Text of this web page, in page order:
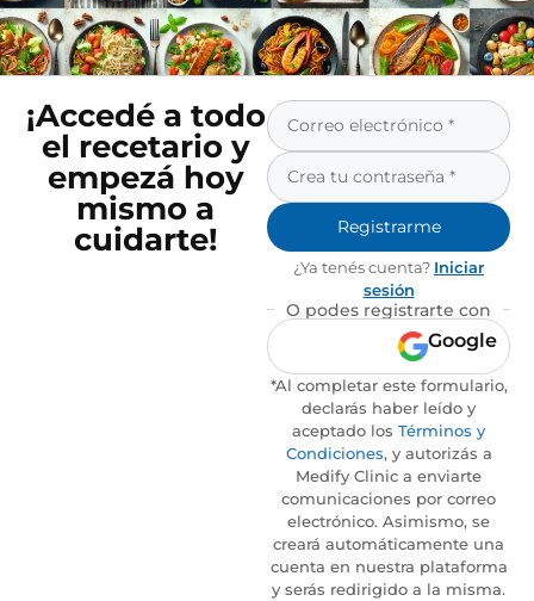
¡Accedé a todo
el recetario y
empezá hoy
mismo a
cuidarte!
Registrarme
¿Ya tenés cuenta? Iniciar
sesión
O podes registrarte con
Google
*Al completar este formulario,
declarás haber leído y
aceptado los Términos y
Condiciones, y autorizás a
Medify Clinic a enviarte
comunicaciones por correo
electrónico. Asimismo, se
creará automáticamente una
cuenta en nuestra plataforma
y serás redirigido a la misma.